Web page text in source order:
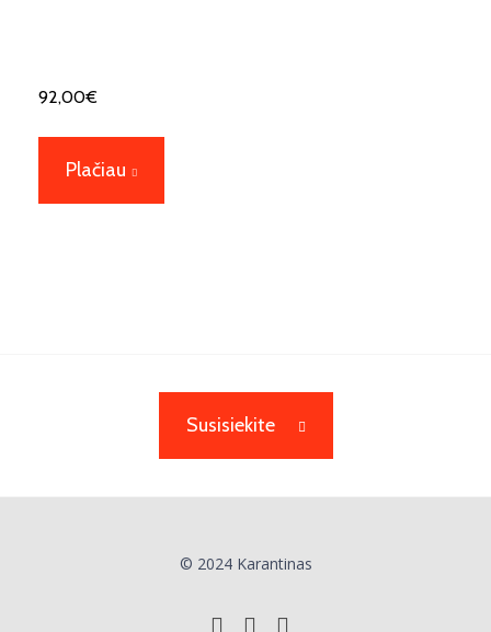
92,00€
Plačiau
Susisiekite
© 2024 Karantinas